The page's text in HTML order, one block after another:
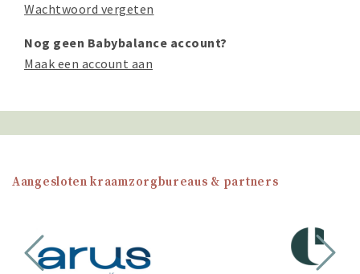
Wachtwoord vergeten
Nog geen Babybalance account?
Maak een account aan
Aangesloten kraamzorgbureaus & partners